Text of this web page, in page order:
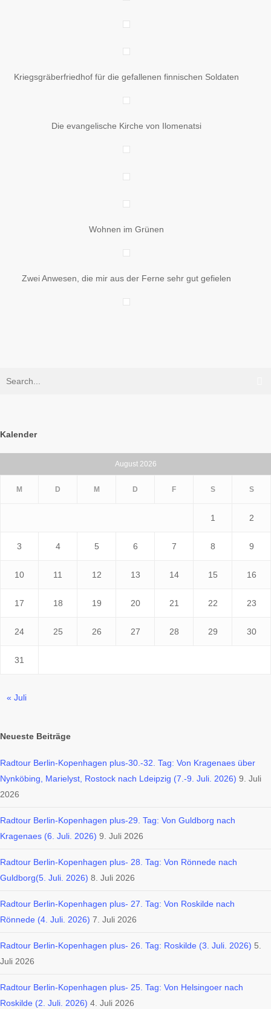
Kriegsgräberfriedhof für die gefallenen finnischen Soldaten
Die evangelische Kirche von Ilomenatsi
Wohnen im Grünen
Zwei Anwesen, die mir aus der Ferne sehr gut gefielen
Kalender
August 2026
M D M D F S S
1 2
3 4 5 6 7 8 9
10 11 12 13 14 15 16
17 18 19 20 21 22 23
24 25 26 27 28 29 30
31
« Juli
Neueste Beiträge
Radtour Berlin-Kopenhagen plus-30.-32. Tag: Von Kragenaes über
Nynköbing, Marielyst, Rostock nach Ldeipzig (7.-9. Juli. 2026) 9. Juli
2026
Radtour Berlin-Kopenhagen plus-29. Tag: Von Guldborg nach
Kragenaes (6. Juli. 2026) 9. Juli 2026
Radtour Berlin-Kopenhagen plus- 28. Tag: Von Rönnede nach
Guldborg(5. Juli. 2026) 8. Juli 2026
Radtour Berlin-Kopenhagen plus- 27. Tag: Von Roskilde nach
Rönnede (4. Juli. 2026) 7. Juli 2026
Radtour Berlin-Kopenhagen plus- 26. Tag: Roskilde (3. Juli. 2026) 5.
Juli 2026
Radtour Berlin-Kopenhagen plus- 25. Tag: Von Helsingoer nach
Roskilde (2. Juli. 2026) 4. Juli 2026